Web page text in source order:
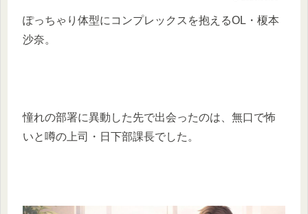
ぽっちゃり体型にコンプレックスを抱えるOL・榎本
沙奈。
憧れの部署に異動した先で出会ったのは、無口で怖
いと噂の上司・日下部課長でした。